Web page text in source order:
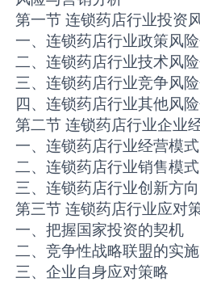
第一节 连锁药店行业投资
一、连锁药店行业政策风
二、连锁药店行业技术风
三、连锁药店行业竞争风
四、连锁药店行业其他风
第二节 连锁药店行业企业
一、连锁药店行业经营模式
二、连锁药店行业销售模式
三、连锁药店行业创新方向
第三节 连锁药店行业应对
一、把握国家投资的契机
二、竞争性战略联盟的实施
三、企业自身应对策略